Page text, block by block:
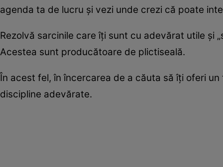
agenda ta de lucru şi vezi unde crezi că poate
Rezolvă sarcinile care îţi sunt cu adevărat utile şi
Acestea sunt producătoare de plictiseală.
În acest fel, în încercarea de a căuta să îţi oferi
discipline adevărate.